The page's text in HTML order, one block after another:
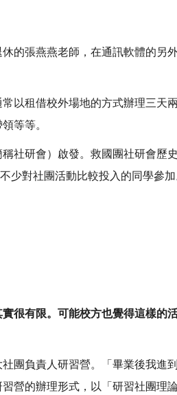
的張燕燕老師，在通訊軟體的另
以租借校外場地的方式辦理三天
等等。
社研會）啟發。救國團社研會歷
少對社團活動比較投入的同學參加
很有限。可能校方也覺得這樣的
團負責人研習營。「畢業後我進
營的辦理形式，以「研習社團理